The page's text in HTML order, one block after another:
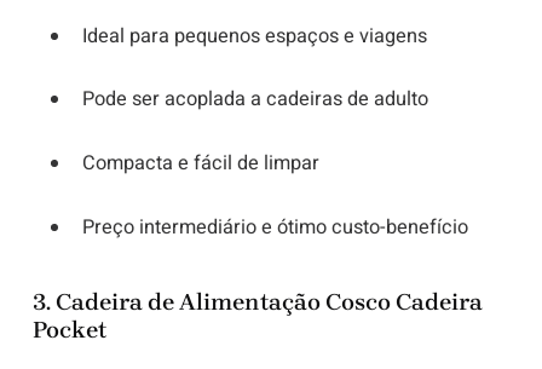
Ideal para pequenos espaços e viagens
Pode ser acoplada a cadeiras de adulto
Compacta e fácil de limpar
Preço intermediário e ótimo custo-benefício
3.Cadeira de Alimentação Cosco Cadeira
Pocket